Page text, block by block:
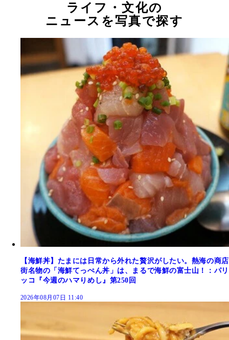
ライフ・文化の
ニュースを写真で探す
【海鮮丼】たまには日常から外れた贅沢がしたい。熱海の商店
街名物の「海鮮てっぺん丼」は、まるで海鮮の富士山！：パリ
ッコ『今週のハマりめし』第250回
2026年08月07日 11:40